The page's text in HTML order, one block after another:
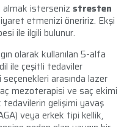
almak isterseniz stresten
etmenizi öneririz. Ekşi
ile ilgili bulunur.
olarak kullanılan 5-alfa
ile çeşitli tedaviler
arasında lazer
mezoterapisi ve saç ekimi
tedavilerin gelişimi yavaş
veya erkek tipi kellik,